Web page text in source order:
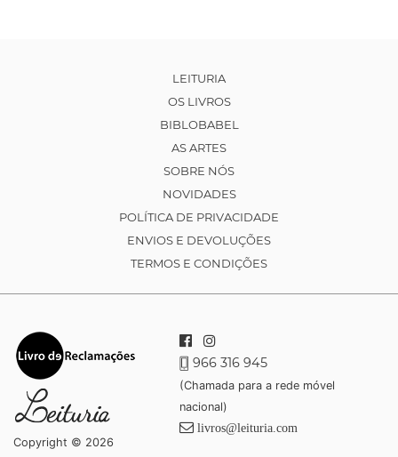
LEITURIA
OS LIVROS
BIBLOBABEL
AS ARTES
SOBRE NÓS
NOVIDADES
POLÍTICA DE PRIVACIDADE
ENVIOS E DEVOLUÇÕES
TERMOS E CONDIÇÕES
Copyright © 2026
966 316 945
(Chamada para a rede móvel
nacional)
livros@leituria.com